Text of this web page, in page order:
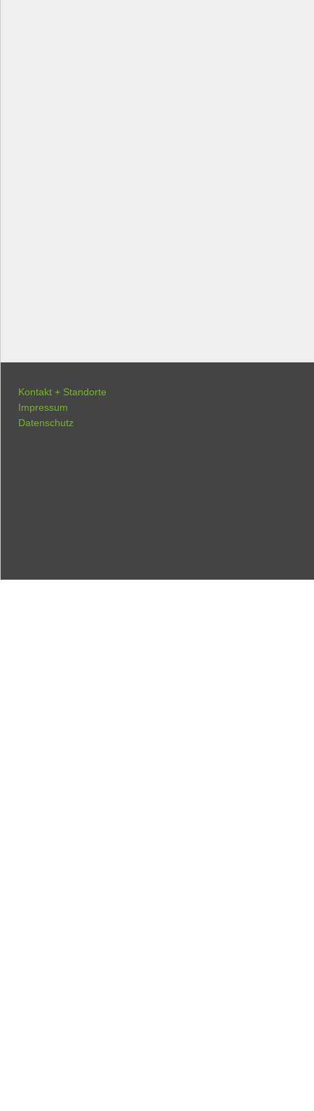
Kontakt + Standorte
Impressum
Datenschutz